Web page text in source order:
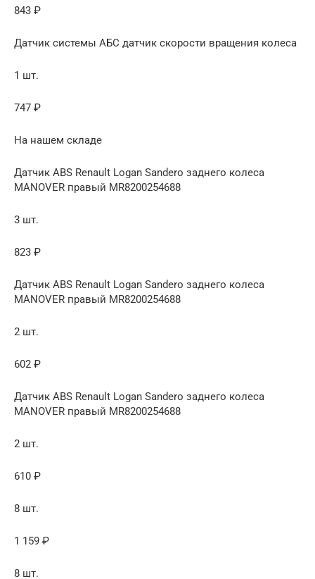
843 ₽
Датчик системы АБС датчик скорости вращения колеса
1 шт.
747 ₽
На нашем складе
Датчик ABS Renault Logan Sandero заднего колеса
MANOVER правый MR8200254688
3 шт.
823 ₽
Датчик ABS Renault Logan Sandero заднего колеса
MANOVER правый MR8200254688
2 шт.
602 ₽
Датчик ABS Renault Logan Sandero заднего колеса
MANOVER правый MR8200254688
2 шт.
610 ₽
8 шт.
1 159 ₽
8 шт.